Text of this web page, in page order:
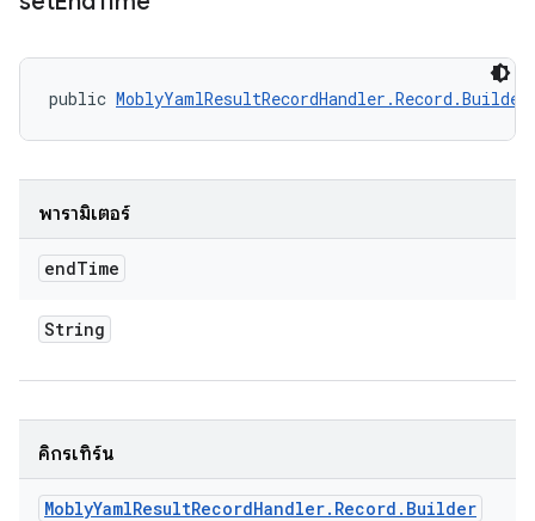
public MoblyYamlResultRecordHandler.Record.Builder
พารามิเตอร์
endTime
String
คิกรีเทิร์น
MoblyYamlResultRecordHandler. Record . Builder